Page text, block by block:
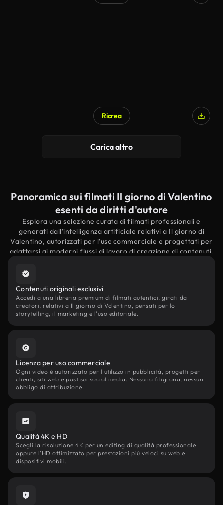
Ricrea
Carica altro
Panoramica sui filmati Il giorno di Valentino
esenti da diritti d'autore
Esplora una selezione curata di filmati professionali e
generati dall'intelligenza artificiale relativi a Il giorno di
Valentino, autorizzati per l'uso commerciale e progettati per
adattarsi ai moderni flussi di lavoro di creazione di contenuti.
Contenuti originali esclusivi
Accedi a una libreria premium di filmati autentici, girati da
creatori, relativi a Il giorno di Valentino, pensati per lo
storytelling, il marketing e l'uso editoriale.
Licenza per uso commerciale
Ogni video è autorizzato per l'utilizzo in pubblicità, progetti per
clienti, siti web e post sui social media. Nessuna filigrana, nessun
obbligo di attribuzione.
Qualità 4K e HD
Scegli la risoluzione 4K per un editing di qualità professionale
oppure l'HD ottimizzato per prestazioni più veloci su web e
dispositivi mobili.